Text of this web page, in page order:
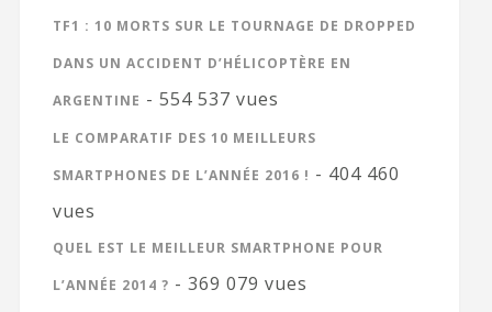
TF1 : 10 MORTS SUR LE TOURNAGE DE DROPPED
DANS UN ACCIDENT D’HÉLICOPTÈRE EN
ARGENTINE - 554 537 vues
LE COMPARATIF DES 10 MEILLEURS
SMARTPHONES DE L’ANNÉE 2016 ! - 404 460
vues
QUEL EST LE MEILLEUR SMARTPHONE POUR
L’ANNÉE 2014 ? - 369 079 vues